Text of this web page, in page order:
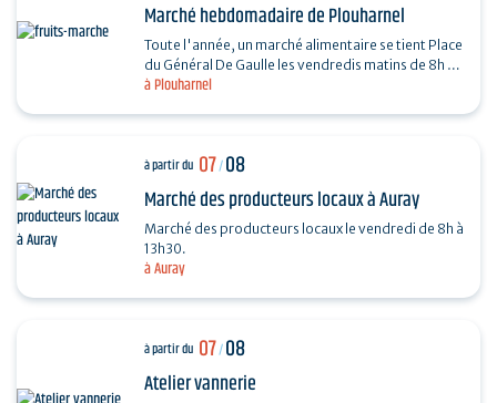
à Plouharnel
Marché hebdomadaire de Plouharnel
Toute l'année, un marché alimentaire se tient Place
du Général De Gaulle les vendredis matins de 8h à
13h.
à Auray
à partir du 07/08
Marché des producteurs locaux à Auray
Marché des producteurs locaux le vendredi de 8h à
13h30.
à partir du 07/08
Atelier vannerie